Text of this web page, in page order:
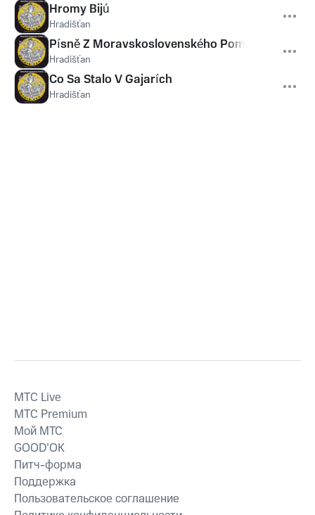
Hromy Bijú
Hradišťan
Písně Z Moravskoslovenského Pomezí
Hradišťan
Co Sa Stalo V Gajarích
Hradišťan
MTС Live
MTС Premium
Мой МТС
GOOD’OK
Питч-форма
Поддержка
Пользовательское соглашение